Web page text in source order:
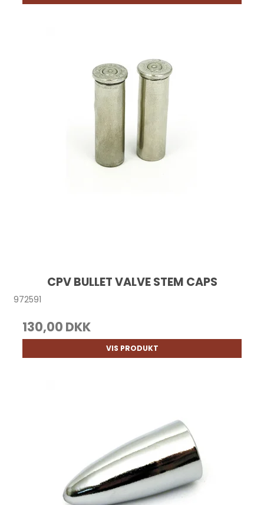
CPV BULLET VALVE STEM CAPS
972591
130,00 DKK
VIS PRODUKT